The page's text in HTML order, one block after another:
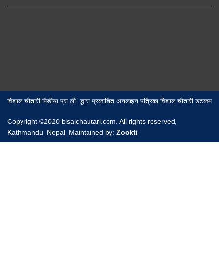
विशाल चौतारी मिडीया प्रा.ली. द्धारा प्रकाशित अनलाइन पत्रिका विशाल चौतारी डटकम
Copyright ©2020 bisalchautari.com. All rights reserved,
Kathmandu, Nepal, Maintained by: Zookti